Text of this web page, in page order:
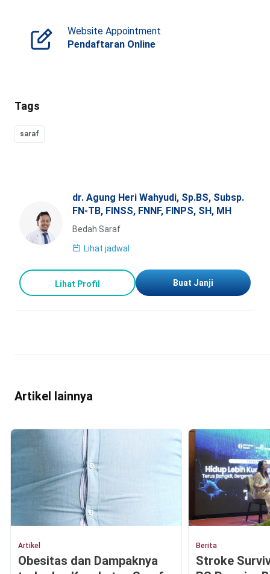
Website Appointment
Pendaftaran Online
Tags
saraf
dr. Agung Heri Wahyudi, Sp.BS, Subsp.
FN-TB, FINSS, FNNF, FINPS, SH, MH
Bedah Saraf
Lihat jadwal
Lihat Profil Buat Janji
Artikel lainnya
Artikel
Obesitas dan Dampaknya
Berita
Stroke